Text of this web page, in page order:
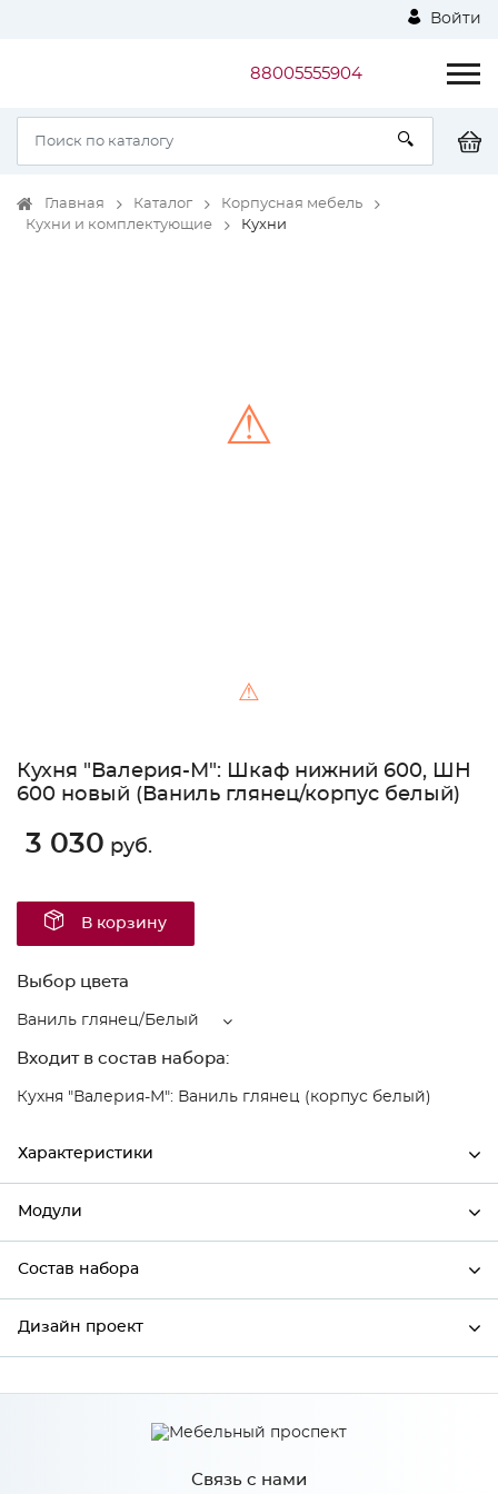
Войти
88005555904
Главная Каталог
Корпусная мебель
Кухни и комплектующие
Кухни
⚠
⚠
Кухня "Валерия-М": Шкаф нижний 600, ШН
600 новый (Ваниль глянец/корпус белый)
3 030 руб.
В корзину
Выбор цвета
Ваниль глянец/Белый
Входит в состав набора:
Кухня "Валерия-М": Ваниль глянец (корпус белый)
Характеристики
Ширина
Высота
Цвет Ваниль глянец/Белый
МДФ
Модули
Состав набора
Дизайн проект
Связь с нами